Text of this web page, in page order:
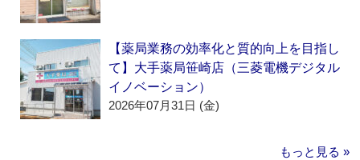
【薬局業務の効率化と質的向上を目指し
て】大手薬局笹崎店（三菱電機デジタル
イノベーション）
2026年07月31日 (金)
もっと見る »